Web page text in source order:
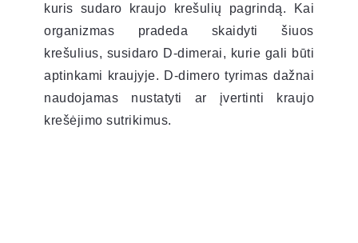
kuris sudaro kraujo krešulių pagrindą. Kai
organizmas pradeda skaidyti šiuos
krešulius, susidaro D-dimerai, kurie gali būti
aptinkami kraujyje. D-dimero tyrimas dažnai
naudojamas nustatyti ar įvertinti kraujo
krešėjimo sutrikimus.